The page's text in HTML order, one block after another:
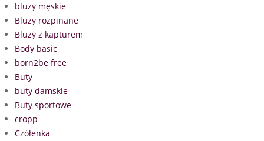
bluzy męskie
Bluzy rozpinane
Bluzy z kapturem
Body basic
born2be free
Buty
buty damskie
Buty sportowe
cropp
Czółenka